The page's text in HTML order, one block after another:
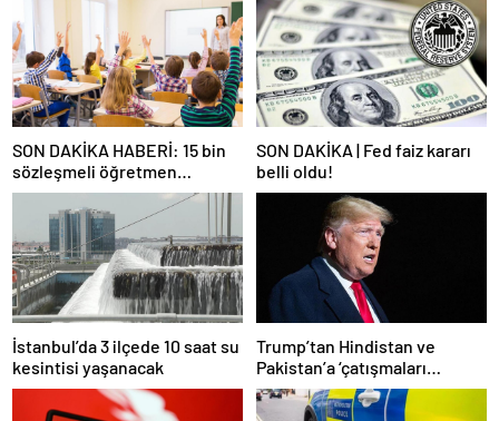
SON DAKİKA HABERİ: 15 bin
sözleşmeli öğretmen
atamasında sözlü sınava hak
kazanan adaylar açıklandı
SON DAKİKA | Fed faiz kararı
belli oldu!
İstanbul’da 3 ilçede 10 saat su
kesintisi yaşanacak
Trump’tan Hindistan ve
Pakistan’a ‘çatışmaları
durdurun’ çağrısı